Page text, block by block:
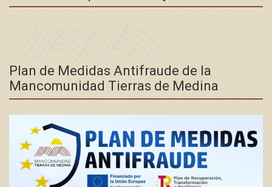
Plan de Medidas Antifraude de la
Mancomunidad Tierras de Medina